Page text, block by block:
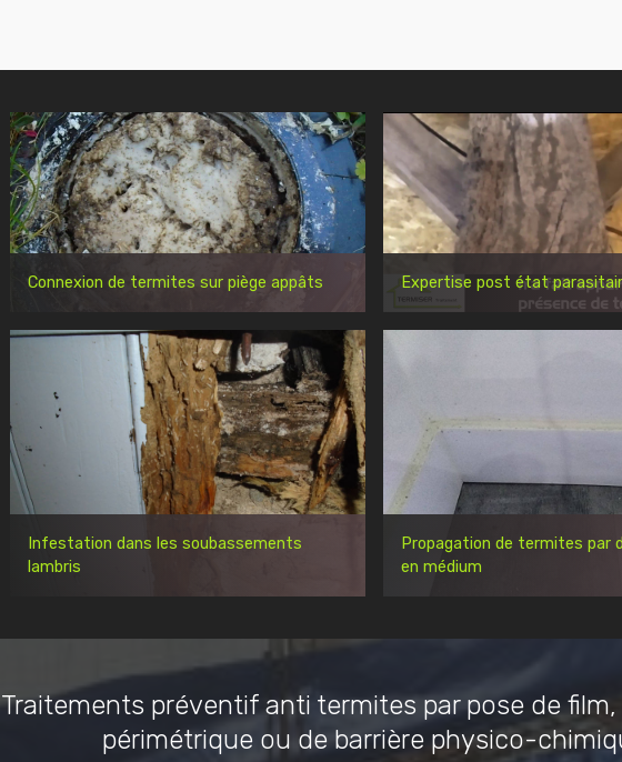
Connexion de termites sur piège appâts Expertise post état
Infestation dans les soubassements
lambris
Propagation de termites par
en médium
Traitements préventif anti termites par pose de
périmétrique ou de barrière physico-